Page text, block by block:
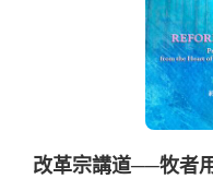
改革宗講道──牧者